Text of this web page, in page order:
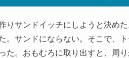
りサンドイッチにしようと決め
。サンドにならない。そこで、
た。おもむろに取り出すと、周